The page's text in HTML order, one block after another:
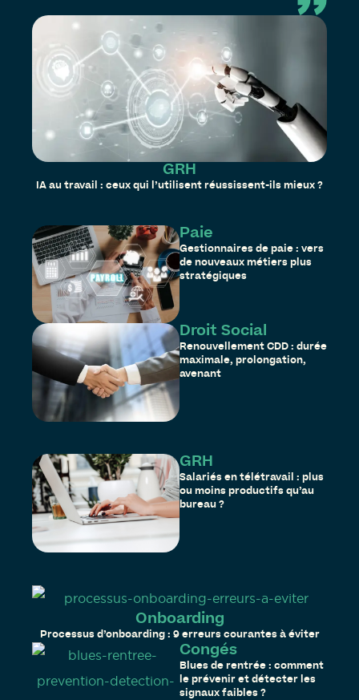
GRH
IA au travail : ceux qui l’utilisent réussissent-ils mieux ?
Paie
Gestionnaires de paie : vers
de nouveaux métiers plus
stratégiques
Droit Social
Renouvellement CDD : durée
maximale, prolongation,
avenant
GRH
Salariés en télétravail : plus
ou moins productifs qu’au
bureau ?
Onboarding
Processus d’onboarding : 9 erreurs courantes à éviter
Congés
Blues de rentrée : comment
le prévenir et détecter les
signaux faibles ?